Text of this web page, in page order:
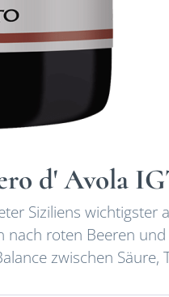
d' Avola
Siziliens
nach roten Beeren
zwischen Säure,